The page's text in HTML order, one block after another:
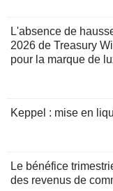
L'absence de
2026 de Treasury
pour la marque de
Keppel : mise en
Le bénéfice
des revenus de